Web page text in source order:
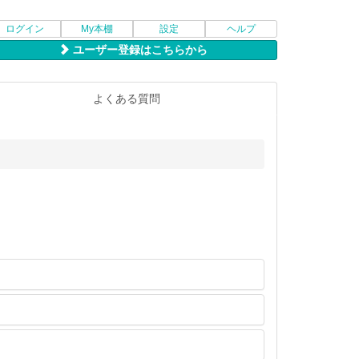
ログイン My本棚 設定 ヘルプ
ユーザー登録はこちらから
よくある質問